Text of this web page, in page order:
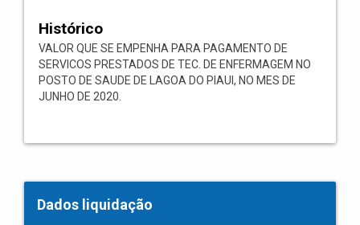
Histórico
VALOR QUE SE EMPENHA PARA PAGAMENTO DE
SERVICOS PRESTADOS DE TEC. DE ENFERMAGEM NO
POSTO DE SAUDE DE LAGOA DO PIAUI, NO MES DE
JUNHO DE 2020.
Dados liquidação